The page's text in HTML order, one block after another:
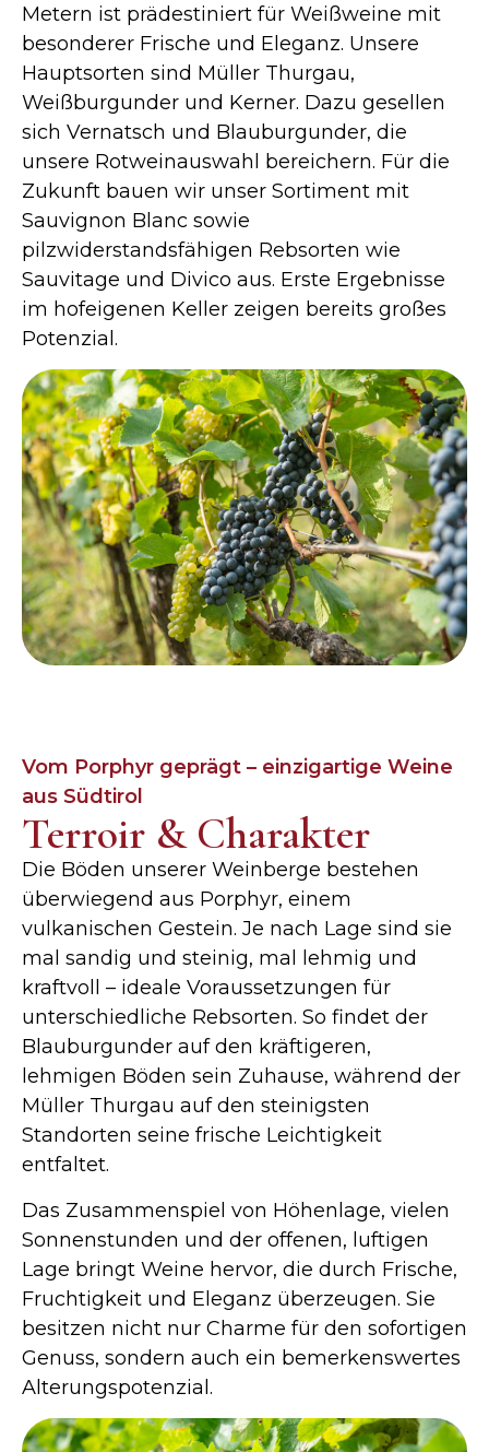
Metern ist prädestiniert für Weißweine mit
besonderer Frische und Eleganz. Unsere
Hauptsorten sind Müller Thurgau,
Weißburgunder und Kerner. Dazu gesellen
sich Vernatsch und Blauburgunder, die
unsere Rotweinauswahl bereichern. Für die
Zukunft bauen wir unser Sortiment mit
Sauvignon Blanc sowie
pilzwiderstandsfähigen Rebsorten wie
Sauvitage und Divico aus. Erste Ergebnisse
im hofeigenen Keller zeigen bereits großes
Potenzial.
Vom Porphyr geprägt – einzigartige Weine
aus Südtirol
Terroir & Charakter
Die Böden unserer Weinberge bestehen
überwiegend aus Porphyr, einem
vulkanischen Gestein. Je nach Lage sind sie
mal sandig und steinig, mal lehmig und
kraftvoll – ideale Voraussetzungen für
unterschiedliche Rebsorten. So findet der
Blauburgunder auf den kräftigeren,
lehmigen Böden sein Zuhause, während der
Müller Thurgau auf den steinigsten
Standorten seine frische Leichtigkeit
entfaltet.
Das Zusammenspiel von Höhenlage, vielen
Sonnenstunden und der offenen, luftigen
Lage bringt Weine hervor, die durch Frische,
Fruchtigkeit und Eleganz überzeugen. Sie
besitzen nicht nur Charme für den sofortigen
Genuss, sondern auch ein bemerkenswertes
Alterungspotenzial.